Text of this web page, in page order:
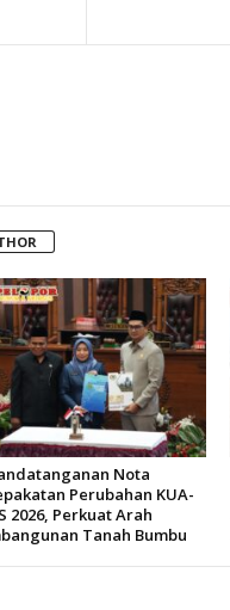
Nota
Perubahan KUA-
2026, Perkuat Arah
Tanah Bumbu